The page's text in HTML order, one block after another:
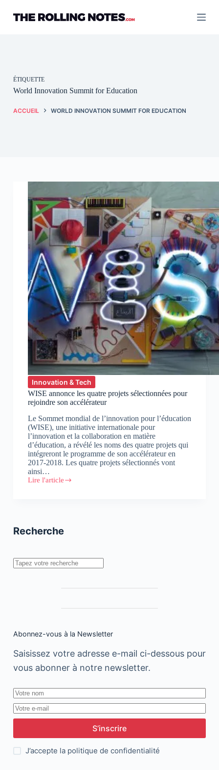
contenu
ÉTIQUETTE
World Innovation Summit for Education
ACCUEIL WORLD INNOVATION SUMMIT FOR EDUCATION
Innovation & Tech
WISE annonce les quatre projets sélectionnées pour
rejoindre son accélérateur
Le Sommet mondial de l’innovation pour l’éducation
(WISE), une initiative internationale pour
l’innovation et la collaboration en matière
d’éducation, a révélé les noms des quatre projets qui
intégreront le programme de son accélérateur en
2017-2018. Les quatre projets sélectionnés vont
ainsi…
Lire l'article
WISE
pour
accélérateur
Recherche
Rechercher
Abonnez-vous à la Newsletter
Saisissez votre adresse e-mail ci-dessous pour
vous abonner à notre newsletter.
S’inscrire
J’accepte la politique de confidentialité